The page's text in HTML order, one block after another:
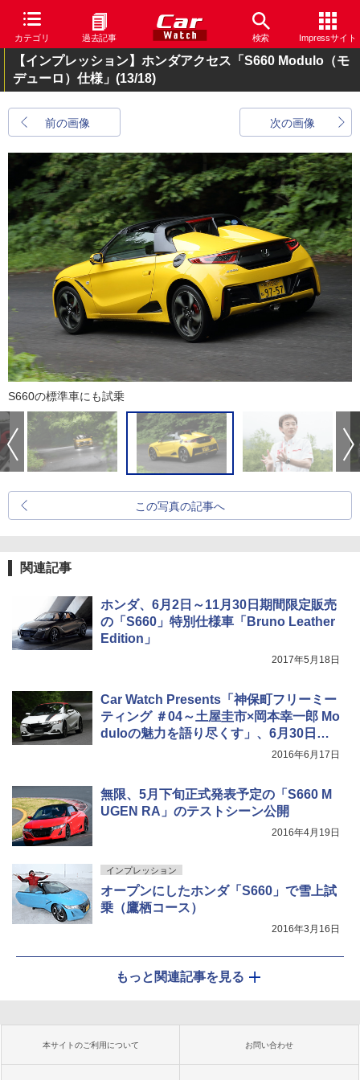
カテゴリ 過去記事 検索 Impressサイト
【インプレッション】ホンダアクセス「S660 Modulo（モ
デューロ）仕様」 (13/18)
前の画像 次の画像
S660の標準車にも試乗
この写真の記事へ
関連記事
ホンダ、6月2日～11月30日期間限定販売
の「S660」特別仕様車「Bruno Leather
Edition」
2017年5月18日
Car Watch Presents「神保町フリーミー
ティング ＃04～土屋圭市×岡本幸一郎 Mo
duloの魅力を語り尽くす」、6月30日に
2016年6月17日
無限、5月下旬正式発表予定の「S660 M
UGEN RA」のテストシーン公開
2016年4月19日
インプレッション
オープンにしたホンダ「S660」で雪上試
乗（鷹栖コース）
2016年3月16日
もっと関連記事を見る
本サイトのご利用について お問い合わせ